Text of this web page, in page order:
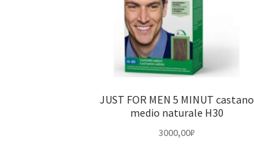
JUST FOR MEN 5 MINUT castano
medio naturale H30
3000,00₽